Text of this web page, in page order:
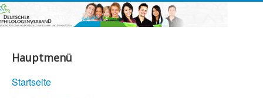
Hauptmenü
Startseite